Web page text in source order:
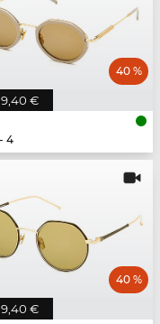
€
40 %
4
€
40 %